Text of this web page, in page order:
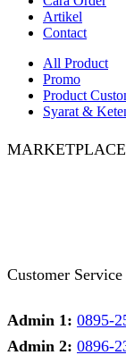
Artikel
Contact
All Product
Promo
Product
Syarat &
MARKETPLACE
Customer Service
Admin 1: 0895-
Admin 2: 0896-